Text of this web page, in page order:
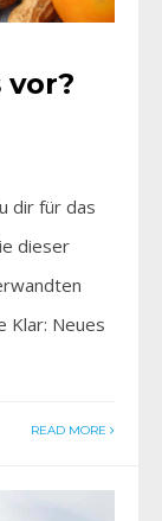
dir für das
dieser
Klar: Neues
READ MORE